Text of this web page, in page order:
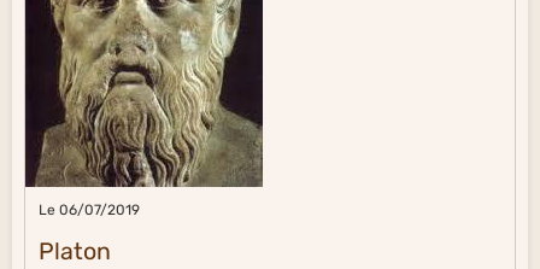
Le 06/07/2019
Platon